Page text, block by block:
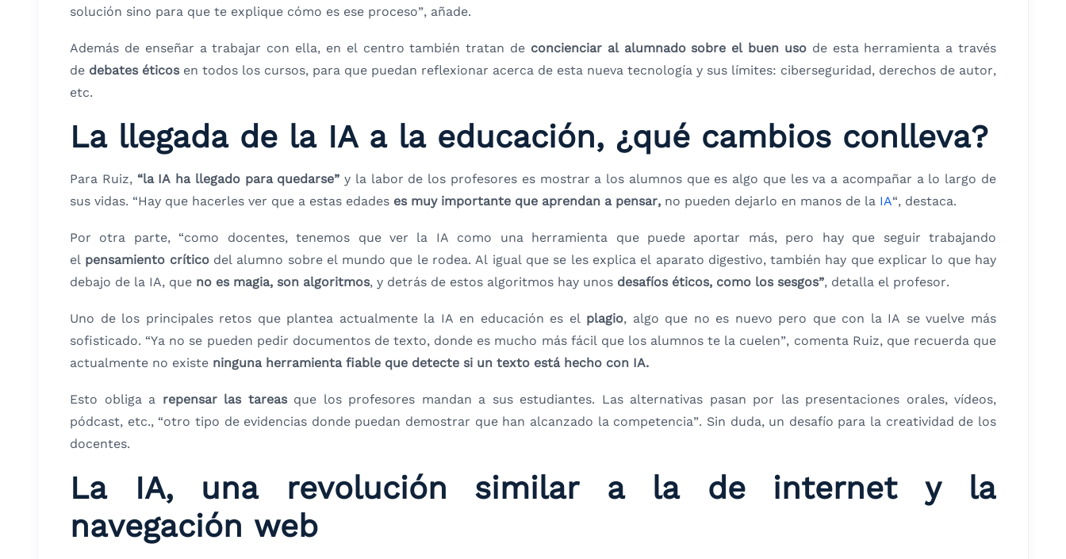
solución sino para que te explique cómo es ese proceso”, añade.
Además de enseñar a trabajar con ella, en el centro también tratan de concienciar al alumnado sobre el buen uso de esta herramienta a través
de debates éticosen todos los cursos, para que puedan reflexionar acerca de esta nueva tecnología y sus límites: ciberseguridad, derechos de autor,
etc.
La llegada de la IA a la educación, ¿qué cambios conlleva?
Para Ruiz, “la IA ha llegado para quedarse”y la labor de los profesores es mostrar a los alumnos que es algo que les va a acompañar a lo largo de
sus vidas. “Hay que hacerles ver que a estas edades es muy importante que aprendan a pensar, no pueden dejarlo en manos de la IA“, destaca.
Por otra parte, “como docentes, tenemos que ver la IA como una herramienta que puede aportar más, pero hay que seguir trabajando
el pensamiento crítico del alumno sobre el mundo que le rodea. Al igual que se les explica el aparato digestivo, también hay que explicar lo que hay
debajo de la IA, que no es magia, son algoritmos, y detrás de estos algoritmos hay unos desafíos éticos, como los sesgos”, detalla el profesor.
Uno de los principales retos que plantea actualmente la IA en educación es el plagio, algo que no es nuevo pero que con la IA se vuelve más
sofisticado. “Ya no se pueden pedir documentos de texto, donde es mucho más fácil que los alumnos te la cuelen”, comenta Ruiz, que recuerda que
actualmente no existe ninguna herramienta fiable que detecte si un texto está hecho con IA.
Esto obliga a repensar las tareas que los profesores mandan a sus estudiantes. Las alternativas pasan por las presentaciones orales, vídeos,
pódcast, etc., “otro tipo de evidencias donde puedan demostrar que han alcanzado la competencia”. Sin duda, un desafío para la creatividad de los
docentes.
La IA, una revolución similar a la de internet y la
navegación web